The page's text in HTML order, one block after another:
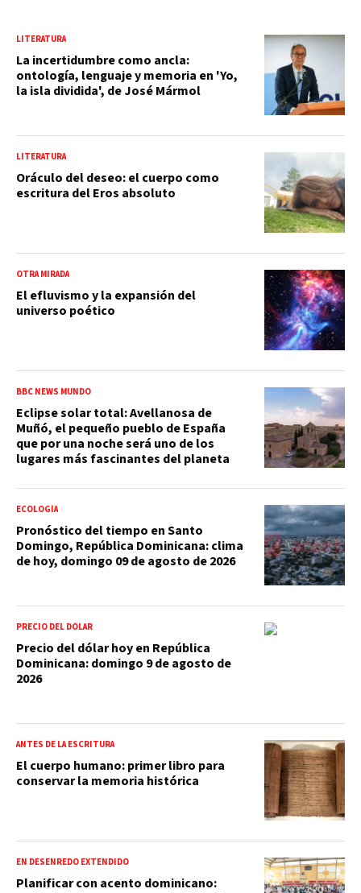
LITERATURA
La incertidumbre como ancla:
ontología, lenguaje y memoria en 'Yo,
la isla dividida', de José Mármol
LITERATURA
Oráculo del deseo: el cuerpo como
escritura del Eros absoluto
OTRA MIRADA
El efluvismo y la expansión del
universo poético
BBC NEWS MUNDO
Eclipse solar total: Avellanosa de
Muñó, el pequeño pueblo de España
que por una noche será uno de los
lugares más fascinantes del planeta
ECOLOGÍA
Pronóstico del tiempo en Santo
Domingo, República Dominicana: clima
de hoy, domingo 09 de agosto de 2026
PRECIO DEL DÓLAR
Precio del dólar hoy en República
Dominicana: domingo 9 de agosto de
2026
ANTES DE LA ESCRITURA
El cuerpo humano: primer libro para
conservar la memoria histórica
EN DESENREDO EXTENDIDO
Planificar con acento dominicano: